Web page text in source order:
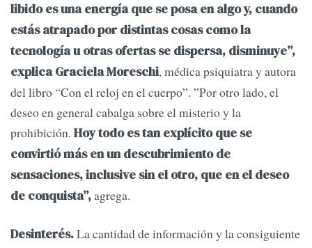
libido es una energía que se posa en algo y, cuando
estás atrapado por distintas cosas como la
tecnología u otras ofertas se dispersa, disminuye”,
explica Graciela Moreschi, médica psiquiatra y autora
del libro “Con el reloj en el cuerpo”. ”Por otro lado, el
deseo en general cabalga sobre el misterio y la
prohibición. Hoy todo es tan explícito que se
convirtió más en un descubrimiento de
sensaciones, inclusive sin el otro, que en el deseo
de conquista”,agrega.
Desinterés.La cantidad de información y la consiguiente